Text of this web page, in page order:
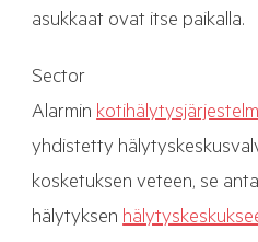
asukkaat ovat itse paikalla.
Sector
Alarmin
yhdistetty
kosketuksen veteen, se
hälytyksen